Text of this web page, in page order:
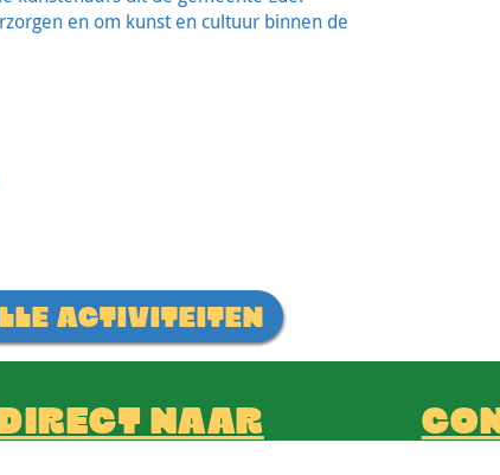
en om kunst en cultuur binnen de
ACTIVITEITEN
NAAR